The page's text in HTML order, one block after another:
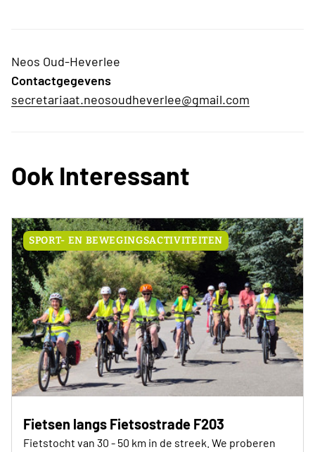
Neos Oud-Heverlee
Contactgegevens
secretariaat.neosoudheverlee@gmail.com
Ook Interessant
SPORT- EN BEWEGINGSACTIVITEITEN
Fietsen langs Fietsostrade F203
Fietstocht van 30 - 50 km in de streek. We proberen